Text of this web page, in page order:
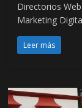
Directorios
Marketing
Leer más